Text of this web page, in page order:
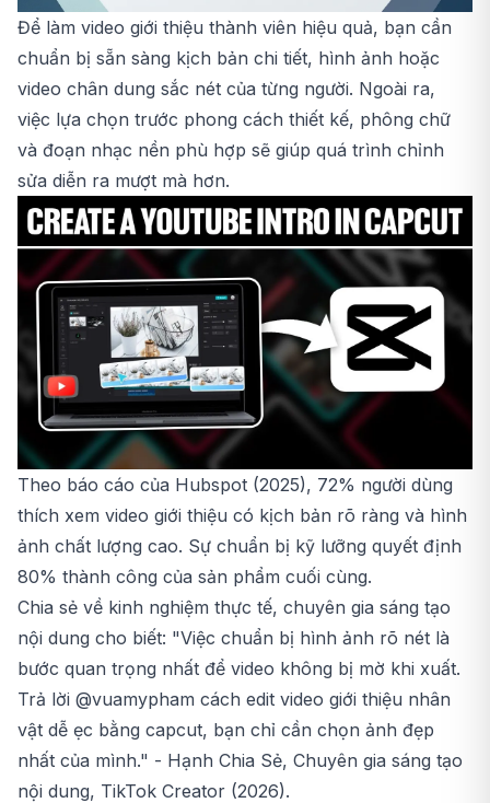
Để làm video giới thiệu thành viên hiệu quả, bạn cần
chuẩn bị sẵn sàng kịch bản chi tiết, hình ảnh hoặc
video chân dung sắc nét của từng người. Ngoài ra,
việc lựa chọn trước phong cách thiết kế, phông chữ
và đoạn nhạc nền phù hợp sẽ giúp quá trình chỉnh
sửa diễn ra mượt mà hơn.
Theo báo cáo của Hubspot (2025), 72% người dùng
thích xem video giới thiệu có kịch bản rõ ràng và hình
ảnh chất lượng cao. Sự chuẩn bị kỹ lưỡng quyết định
80% thành công của sản phẩm cuối cùng.
Chia sẻ về kinh nghiệm thực tế, chuyên gia sáng tạo
nội dung cho biết: "Việc chuẩn bị hình ảnh rõ nét là
bước quan trọng nhất để video không bị mờ khi xuất.
Trả lời @vuamypham cách edit video giới thiệu nhân
vật dễ ẹc bằng capcut, bạn chỉ cần chọn ảnh đẹp
nhất của mình." - Hạnh Chia Sẻ, Chuyên gia sáng tạo
nội dung, TikTok Creator (2026).